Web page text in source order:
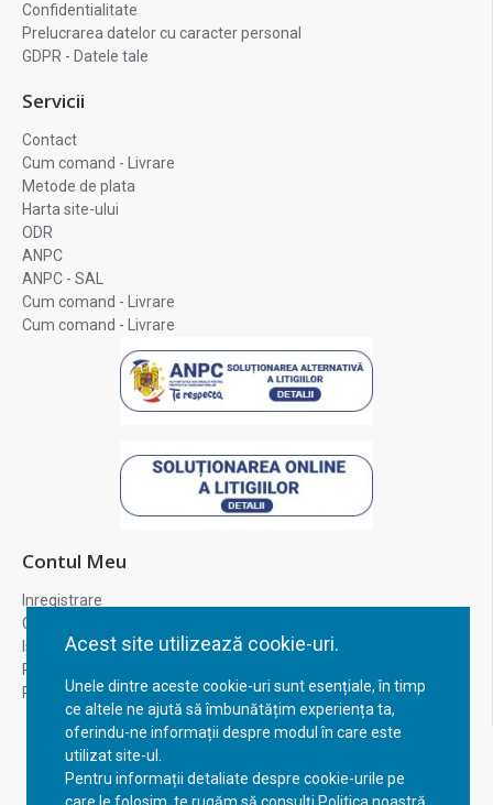
Acest site utilizează cookie-uri.
Unele dintre aceste cookie-uri sunt esențiale, în timp
ce altele ne ajută să îmbunătățim experiența ta,
oferindu-ne informații despre modul în care este
utilizat site-ul.
Pentru informații detaliate despre cookie-urile pe
Confidentialitate
Prelucrarea datelor cu caracter personal
GDPR - Datele tale
Servicii
Contact
Cum comand - Livrare
Metode de plata
Harta site-ului
ODR
ANPC
ANPC - SAL
Cum comand - Livrare
Cum comand - Livrare
Contul Meu
Inregistrare
Contul meu
Istoric comenzi
Recuperare parola
Returnare produs